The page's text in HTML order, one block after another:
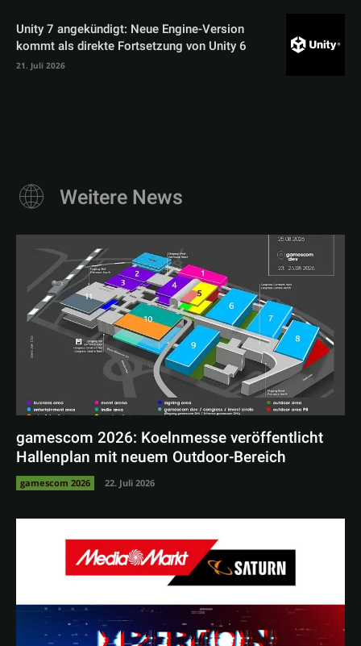
Unity 7 angekündigt: Neue Engine-Version
kommt als direkte Fortsetzung von Unity 6
21. Juli 2026
Weitere News
gamescom 2026: Koelnmesse veröffentlicht
Hallenplan mit neuem Outdoor-Bereich
gamescom 2026 22. Juli 2026